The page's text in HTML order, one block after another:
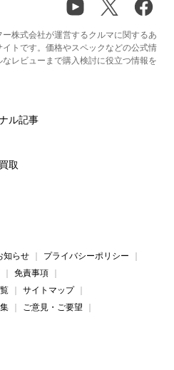
株式会社が運営するクルマに関するあ
トです。価格やスペックなどの公式情
レビューまで購入検討に役立つ情報を
ル記事
取
知らせ
プライバシーポリシー
免責事項
サイトマップ
ご意見・ご要望